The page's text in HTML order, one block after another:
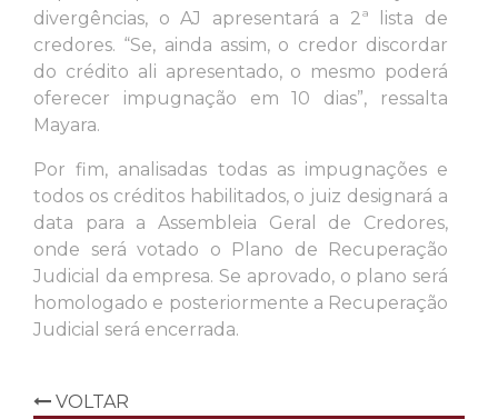
divergências, o AJ apresentará a 2ª lista de
credores. “Se, ainda assim, o credor discordar
do crédito ali apresentado, o mesmo poderá
oferecer impugnação em 10 dias”, ressalta
Mayara.
Por fim, analisadas todas as impugnações e
todos os créditos habilitados, o juiz designará a
data para a Assembleia Geral de Credores,
onde será votado o Plano de Recuperação
Judicial da empresa. Se aprovado, o plano será
homologado e posteriormente a Recuperação
Judicial será encerrada.
VOLTAR